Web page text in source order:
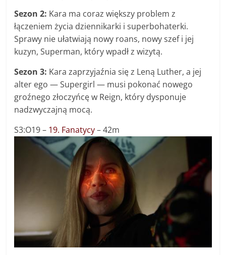
Sezon 2: Kara ma coraz większy problem z
łączeniem życia dziennikarki i superbohaterki.
Sprawy nie ułatwiają nowy roans, nowy szef i jej
kuzyn, Superman, który wpadł z wizytą.
Sezon 3: Kara zaprzyjaźnia się z Leną Luther, a jej
alter ego — Supergirl — musi pokonać nowego
groźnego złoczyńcę w Reign, który dysponuje
nadzwyczajną mocą.
S3:O19 – 19. Fanatycy– 42m